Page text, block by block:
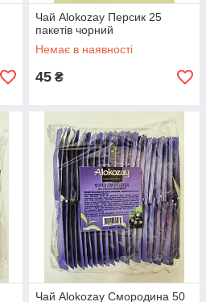
Чай Alokozay Персик 25
пакетів чорний
Немає в наявності
45 ₴
Чай Alokozay Смородина 50